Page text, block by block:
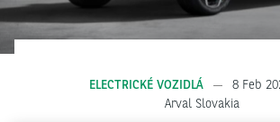
ELECTRICKÉ VOZIDLÁ 8 Feb
Arval Slovakia
My Arval For Fleet Manager